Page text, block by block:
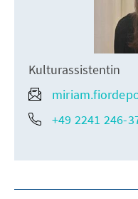
Kulturassistentin
+49 2241 246-